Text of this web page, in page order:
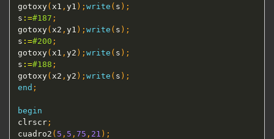
gotoxy( x1 , y1 ) ; write ( s ) ;
s :=#187 ;
gotoxy( x2 , y1 ) ; write ( s ) ;
s :=#200 ;
gotoxy( x1 , y2 ) ; write ( s ) ;
s :=#188 ;
gotoxy( x2 , y2 ) ; write ( s ) ;
end ;
begin
clrscr ;
cuadro2 ( 5 , 5 , 75 , 21 ) ;